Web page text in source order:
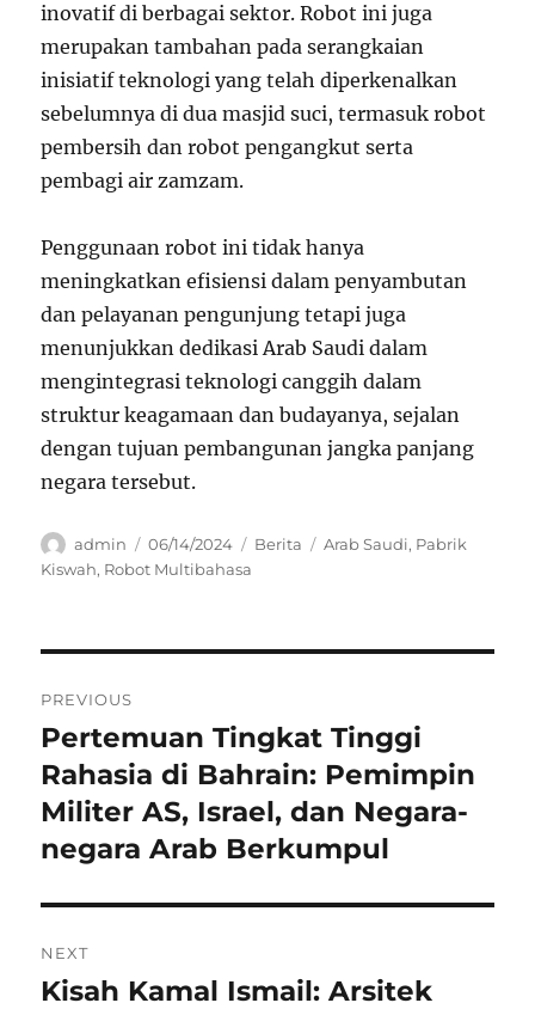
inovatif di berbagai sektor. Robot ini juga
merupakan tambahan pada serangkaian
inisiatif teknologi yang telah diperkenalkan
sebelumnya di dua masjid suci, termasuk robot
pembersih dan robot pengangkut serta
pembagi air zamzam.
Penggunaan robot ini tidak hanya
meningkatkan efisiensi dalam penyambutan
dan pelayanan pengunjung tetapi juga
menunjukkan dedikasi Arab Saudi dalam
mengintegrasi teknologi canggih dalam
struktur keagamaan dan budayanya, sejalan
dengan tujuan pembangunan jangka panjang
negara tersebut.
Author
admin
Posted
on
06/14/2024 Categories
Berita Tags
Arab Saudi, Pabrik
Kiswah, Robot Multibahasa
pos
PREVIOUS
Previous
post:
Pertemuan Tingkat Tinggi
Rahasia di Bahrain: Pemimpin
Militer AS, Israel, dan Negara-
negara Arab Berkumpul
NEXT
Next
Kisah Kamal Ismail: Arsitek